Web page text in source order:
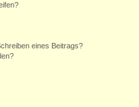
eines Beitrags?